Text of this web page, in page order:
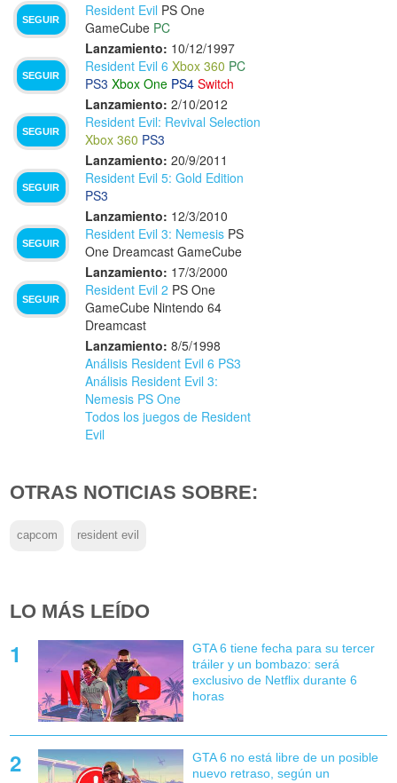
SEGUIR
Resident Evil PS One
GameCube PC
Lanzamiento: 10/12/1997
SEGUIR
Resident Evil 6 Xbox 360 PC
PS3 Xbox One PS4 Switch
Lanzamiento: 2/10/2012
SEGUIR
Resident Evil: Revival Selection
Xbox 360 PS3
Lanzamiento: 20/9/2011
SEGUIR
Resident Evil 5: Gold Edition
PS3
Lanzamiento: 12/3/2010
SEGUIR
Resident Evil 3: Nemesis PS
One Dreamcast GameCube
Lanzamiento: 17/3/2000
SEGUIR
Resident Evil 2 PS One
GameCube Nintendo 64
Dreamcast
Lanzamiento: 8/5/1998
Análisis Resident Evil 6 PS3
Análisis Resident Evil 3:
Nemesis PS One
Todos los juegos de Resident
Evil
OTRAS NOTICIAS SOBRE:
capcom resident evil
LO MÁS LEÍDO
GTA 6 tiene fecha para su tercer
tráiler y un bombazo: será
exclusivo de Netflix durante 6
horas
GTA 6 no está libre de un posible
nuevo retraso, según un